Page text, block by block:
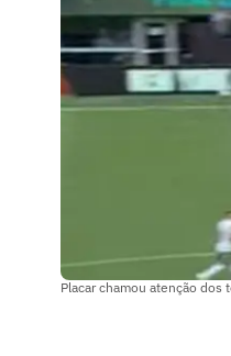
Placar chamou atenção dos